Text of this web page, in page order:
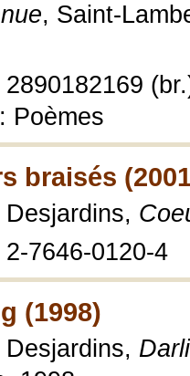
, Saint-
Poèmes
braisés
Desjardins,
7646-0120-4
(1998)
Desjardins,